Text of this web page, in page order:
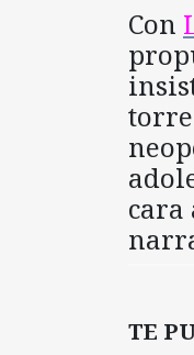
Con
cara
TE